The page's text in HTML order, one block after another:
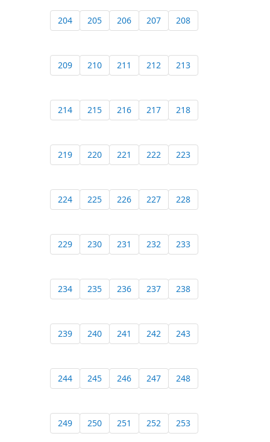
204 205 206 207 208
209 210 211 212 213
214 215 216 217 218
219 220 221 222 223
224 225 226 227 228
229 230 231 232 233
234 235 236 237 238
239 240 241 242 243
244 245 246 247 248
249 250 251 252 253